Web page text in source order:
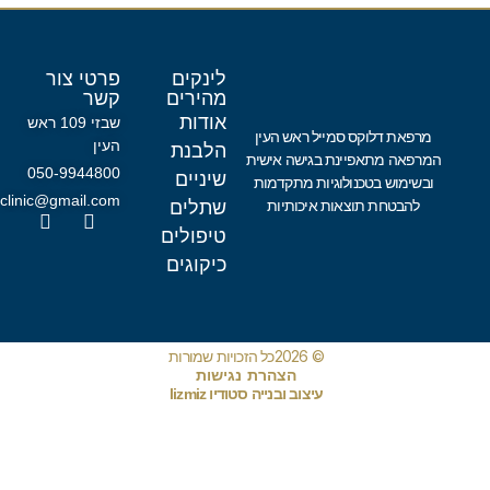
מרפאת דלוקס סמייל ראש העין
המרפאה מתאפיינת בגישה אישית
ובשימוש בטכנולוגיות מתקדמות
להבטחת תוצאות איכותיות
לינקים
מהירים
אודות
הלבנת
שיניים
שתלים
טיפולים
כיקוגים
פרטי צור
קשר
שבזי 109 ראש
העין
050-9944800
dlx.clinic@gmail.com
הצהרת נגישות
עיצוב ובנייה סטודיו lizmiz